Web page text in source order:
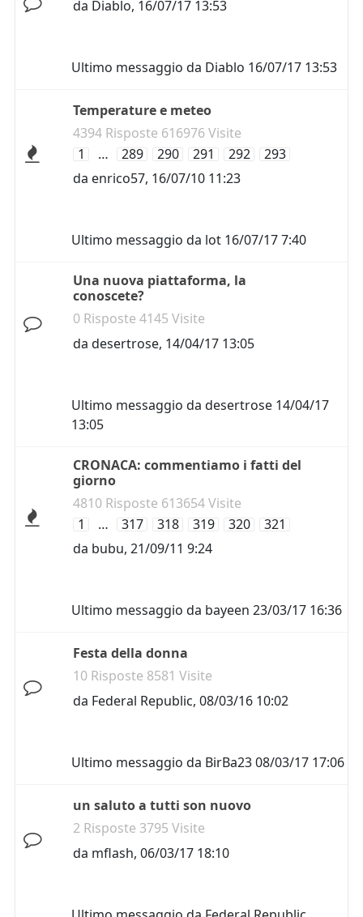
da Diablo, 16/07/17 13:53
Ultimo messaggio da Diablo 16/07/17 13:53
Temperature e meteo
4394 Risposte 616976 Visite
1
… 289 290 291 292
293
da enrico57, 16/07/10 11:23
Ultimo messaggio da lot 16/07/17 7:40
Una nuova piattaforma, la
conoscete?
0 Risposte 4145 Visite
da desertrose, 14/04/17 13:05
Ultimo messaggio da desertrose 14/04/17
13:05
CRONACA: commentiamo i fatti del
giorno
4810 Risposte 613654 Visite
1
… 317 318 319 320
321
da bubu, 21/09/11 9:24
Ultimo messaggio da bayeen 23/03/17 16:36
Festa della donna
10 Risposte 8581 Visite
da Federal Republic, 08/03/16 10:02
Ultimo messaggio da BirBa2308/03/17 17:06
un saluto a tutti son nuovo
2 Risposte 3795 Visite
da mflash, 06/03/17 18:10